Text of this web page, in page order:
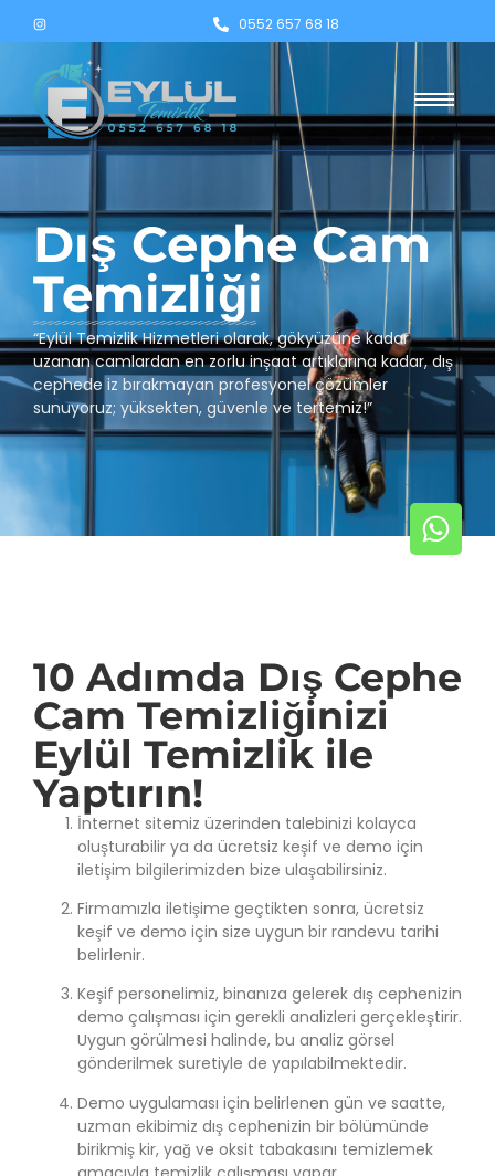
0552 657 68 18
Dış Cephe Cam
Temizliği
“Eylül Temizlik Hizmetleri olarak, gökyüzüne kadar
uzanan camlardan en zorlu inşaat artıklarına kadar, dış
cephede iz bırakmayan profesyonel çözümler
sunuyoruz; yüksekten, güvenle ve tertemiz!”
10 Adımda Dış Cephe
Cam Temizliğinizi
Eylül Temizlik ile
Yaptırın!
İnternet sitemiz üzerinden talebinizi kolayca
oluşturabilir ya da ücretsiz keşif ve demo için
iletişim bilgilerimizden bize ulaşabilirsiniz.
Firmamızla iletişime geçtikten sonra, ücretsiz
keşif ve demo için size uygun bir randevu tarihi
belirlenir.
Keşif personelimiz, binanıza gelerek dış cephenizin
demo çalışması için gerekli analizleri gerçekleştirir.
Uygun görülmesi halinde, bu analiz görsel
gönderilmek suretiyle de yapılabilmektedir.
Demo uygulaması için belirlenen gün ve saatte,
uzman ekibimiz dış cephenizin bir bölümünde
birikmiş kir, yağ ve oksit tabakasını temizlemek